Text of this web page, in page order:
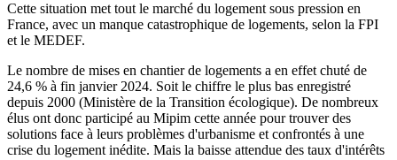
Cette situation met tout le marché du logement sous pression en
France, avec un manque catastrophique de logements, selon la FPI
et le MEDEF.
Le nombre de mises en chantier de logements a en effet chuté de
24,6 % à fin janvier 2024. Soit le chiffre le plus bas enregistré
depuis 2000 (Ministère de la Transition écologique). De nombreux
élus ont donc participé au Mipim cette année pour trouver des
solutions face à leurs problèmes d'urbanisme et confrontés à une
crise du logement inédite. Mais la baisse attendue des taux d'intérêts